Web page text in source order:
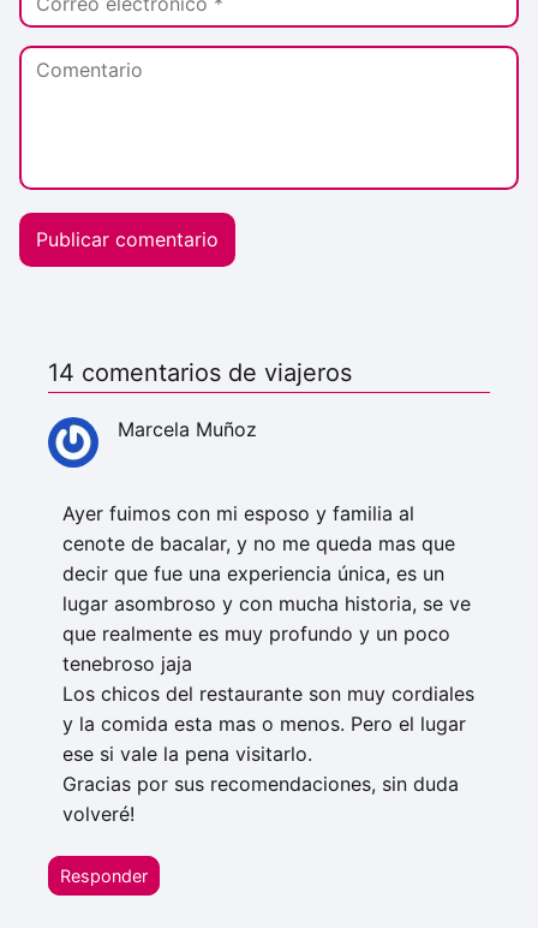
14 comentarios de viajeros
Marcela Muñoz
Ayer fuimos con mi esposo y familia al
cenote de bacalar, y no me queda mas que
decir que fue una experiencia única, es un
lugar asombroso y con mucha historia, se ve
que realmente es muy profundo y un poco
tenebroso jaja
Los chicos del restaurante son muy cordiales
y la comida esta mas o menos. Pero el lugar
ese si vale la pena visitarlo.
Gracias por sus recomendaciones, sin duda
volveré!
Responder